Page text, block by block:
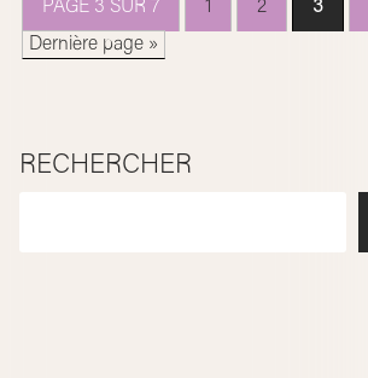
PAGE 3 SUR 7 1 2 3
Dernière page »
RECHERCHER